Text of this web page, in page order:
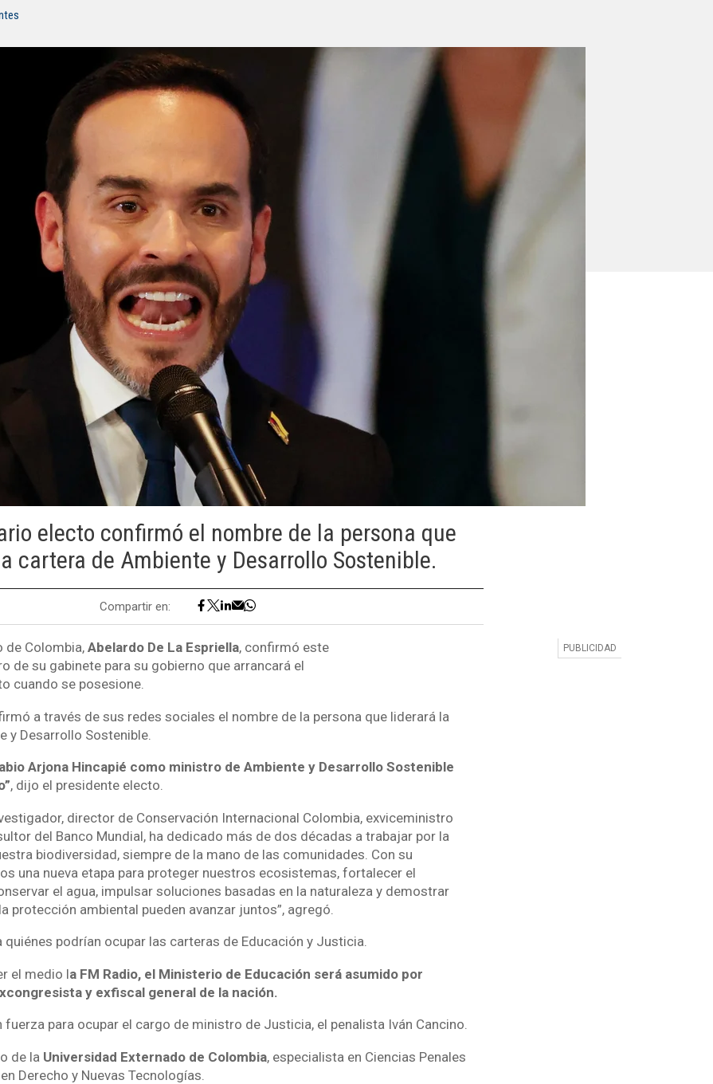
electo confirmó el nombre de la persona que
cartera de Ambiente y Desarrollo Sostenible.
Compartir en:
de Colombia, Abelardo De La Espriella, confirmó este
de su gabinete para su gobierno que arrancará el
cuando se posesione.
a través de sus redes sociales el nombre de la persona que liderará la
y Desarrollo Sostenible.
Arjona Hincapié como ministro de Ambiente y Desarrollo Sostenible
, dijo el presidente electo.
director de Conservación Internacional Colombia, exviceministro
del Banco Mundial, ha dedicado más de dos décadas a trabajar por la
biodiversidad, siempre de la mano de las comunidades. Con su
una nueva etapa para proteger nuestros ecosistemas, fortalecer el
el agua, impulsar soluciones basadas en la naturaleza y demostrar
protección ambiental pueden avanzar juntos”, agregó.
quiénes podrían ocupar las carteras de Educación y Justicia.
el medio la FM Radio, el Ministerio de Educación será asumido por
y exfiscal general de la nación.
fuerza para ocupar el cargo de ministro de Justicia, el penalista Iván Cancino.
de la Universidad Externado de Colombia, especialista en Ciencias Penales
Derecho y Nuevas Tecnologías.